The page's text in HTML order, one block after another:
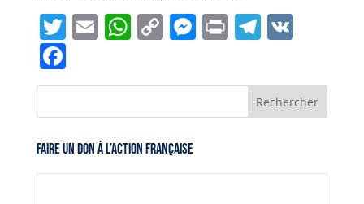
Twitter
EmailWhatsApp
CopyMessenger
Print VK
Facebook
Faire un don à l’Action Française